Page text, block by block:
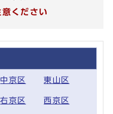
ください
中京区 東山区
右京区 西京区